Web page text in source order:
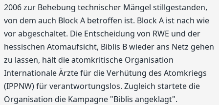
2006 zur Behebung technischer Mängel stillgestanden,
von dem auch Block A betroffen ist. Block A ist nach wie
vor abgeschaltet. Die Entscheidung von RWE und der
hessischen Atomaufsicht, Biblis B wieder ans Netz gehen
zu lassen, hält die atomkritische Organisation
Internationale Ärzte für die Verhütung des Atomkriegs
(IPPNW) für verantwortungslos. Zugleich startete die
Organisation die Kampagne "Biblis angeklagt".